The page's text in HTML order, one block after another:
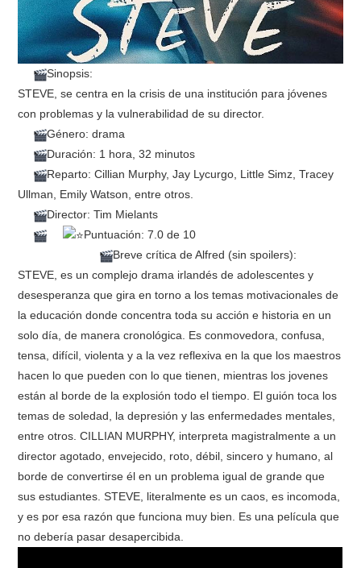
Sinopsis:
STEVE, se centra en la crisis de una institución para jóvenes
con problemas y la vulnerabilidad de su director.
Género: drama
Duración: 1 hora, 32 minutos
Reparto: Cillian Murphy, Jay Lycurgo, Little Simz, Tracey
Ullman, Emily Watson, entre otros.
Director: Tim Mielants
Puntuación: 7.0 de 10
Breve crítica de Alfred (sin spoilers):
STEVE, es un complejo drama irlandés de adolescentes y
desesperanza que gira en torno a los temas motivacionales de
la educación donde concentra toda su acción e historia en un
solo día, de manera cronológica. Es conmovedora, confusa,
tensa, difícil, violenta y a la vez reflexiva en la que los maestros
hacen lo que pueden con lo que tienen, mientras los jovenes
están al borde de la explosión todo el tiempo. El guión toca los
temas de soledad, la depresión y las enfermedades mentales,
entre otros. CILLIAN MURPHY, interpreta magistralmente a un
director agotado, envejecido, roto, débil, sincero y humano, al
borde de convertirse él en un problema igual de grande que
sus estudiantes. STEVE, literalmente es un caos, es incomoda,
y es por esa razón que funciona muy bien. Es una película que
no debería pasar desapercibida.